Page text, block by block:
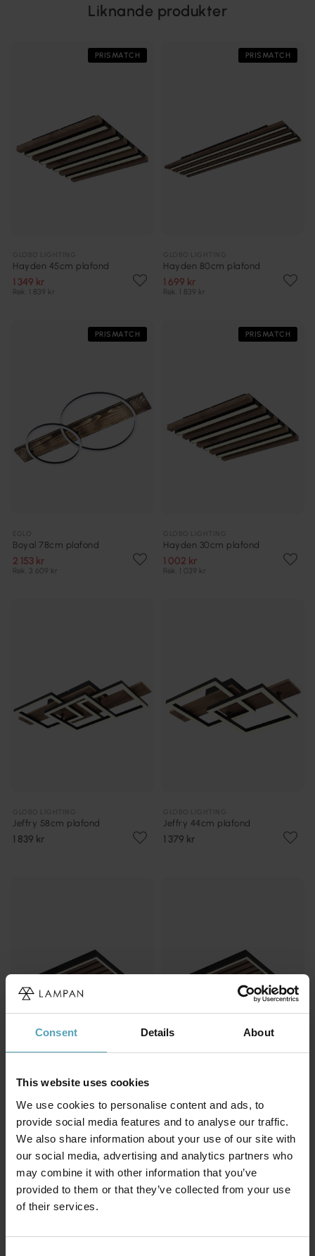
Consent Details About
This website uses cookies
We use cookies to personalise content and ads, to
provide social media features and to analyse our traffic.
We also share information about your use of our site with
our social media, advertising and analytics partners who
may combine it with other information that you’ve
provided to them or that they’ve collected from your use
of their services.
Liknande produkter
PRISMATCH
Hayden 45cm plafond
1 349 kr
Rek. 1 839 kr
PRISMATCH
Hayden 80cm plafond
1 699 kr
Rek. 1 839 kr
PRISMATCH
Boyal 78cm plafond
2 153 kr
Rek. 3 609 kr
PRISMATCH
Hayden 30cm plafond
1 002 kr
Rek. 1 039 kr
Jeffry 58cm plafond
1 839 kr
Jeffry 44cm plafond
1 379 kr
Woody 45cm plafond
2 759 kr
Woody 30cm plafond
1 499 kr
Andra köpte även
KAMPANJ KAMPANJ